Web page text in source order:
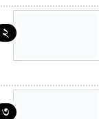
২
৩